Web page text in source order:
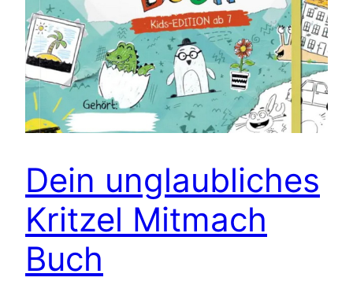
Dein unglaubliches
Kritzel Mitmach
Buch